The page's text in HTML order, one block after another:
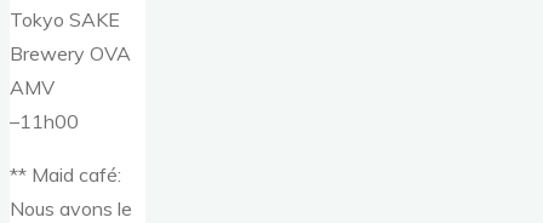
Tokyo SAKE
Brewery OVA
AMV
–11h00
** Maid café:
Nous avons le